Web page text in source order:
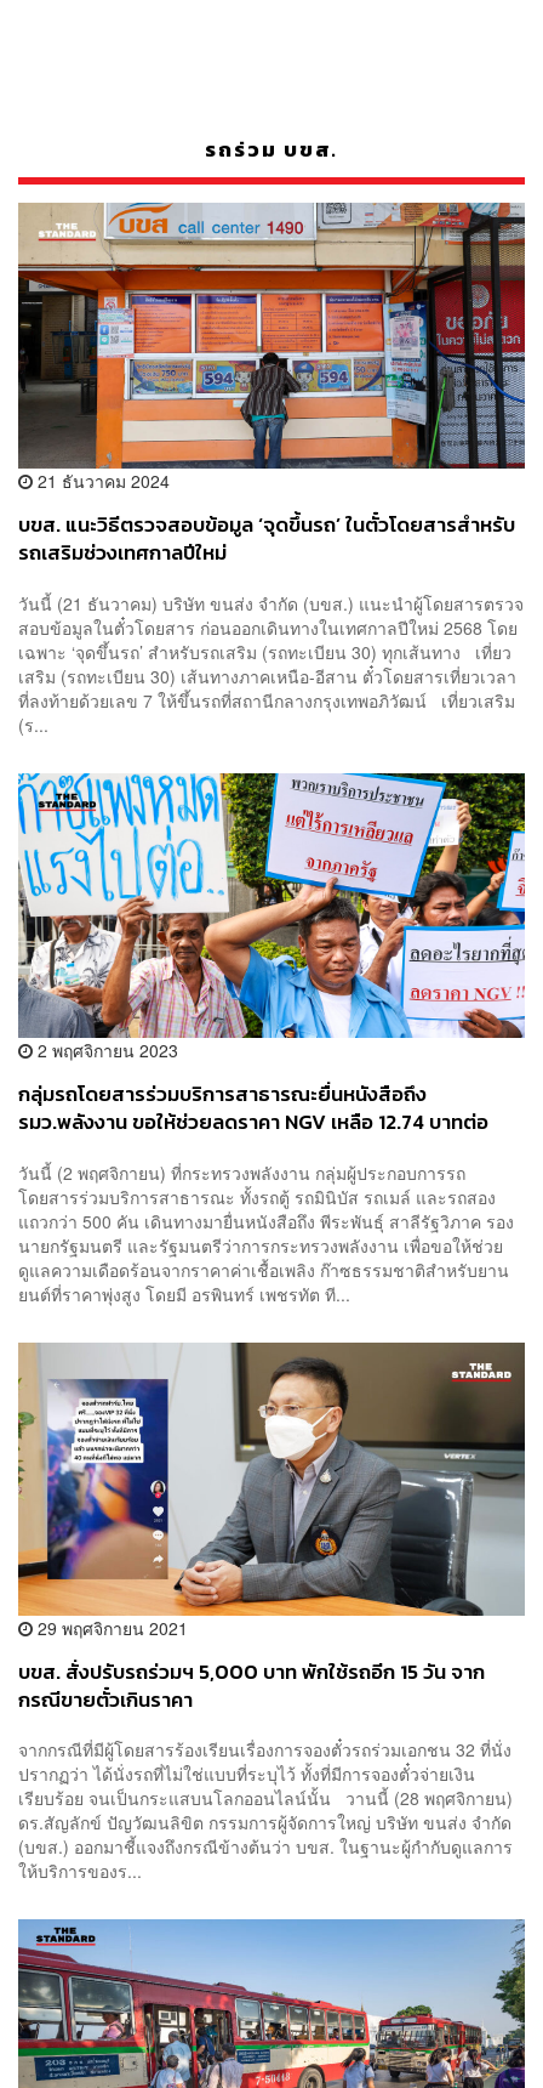
รถร่วม บขส.
21 ธันวาคม 2024
บขส. แนะวิธีตรวจสอบข้อมูล ‘จุดขึ้นรถ’ ในตั๋วโดยสารสำหรับ
รถเสริมช่วงเทศกาลปีใหม่
วันนี้ (21 ธันวาคม) บริษัท ขนส่ง จำกัด (บขส.) แนะนำผู้โดยสารตรวจ
สอบข้อมูลในตั๋วโดยสาร ก่อนออกเดินทางในเทศกาลปีใหม่ 2568 โดย
เฉพาะ ‘จุดขึ้นรถ’ สำหรับรถเสริม (รถทะเบียน 30) ทุกเส้นทาง เที่ยว
เสริม (รถทะเบียน 30) เส้นทางภาคเหนือ-อีสาน ตั๋วโดยสารเที่ยวเวลา
ที่ลงท้ายด้วยเลข 7 ให้ขึ้นรถที่สถานีกลางกรุงเทพอภิวัฒน์ เที่ยวเสริม
(ร...
2 พฤศจิกายน 2023
กลุ่มรถโดยสารร่วมบริการสาธารณะยื่นหนังสือถึง
รมว.พลังงาน ขอให้ช่วยลดราคา NGV เหลือ​ 12.74 บาท​ต่อ
วันนี้ (2 พฤศจิกายน) ที่กระทรวงพลังงาน กลุ่มผู้ประกอบการรถ
โดยสารร่วมบริการสาธารณะ​ ทั้งรถตู้​ รถมินิบัส รถเมล์ และรถสอง
แถว​กว่า 500 คัน เดินทางมายื่นหนังสือถึง พีระพันธุ์ สาลีรัฐวิภาค รอง
นายกรัฐมนตรี และรัฐมนตรีว่าการกระทรวงพลังงาน เพื่อขอให้ช่วย
ดูแลความเดือดร้อนจากราคาค่าเชื้อเพลิง ก๊าซธรรมชาติสำหรับยาน
ยนต์ที่ราคาพุ่งสูง โดยมี​ อรพินทร์ เพชรทัต ที...
29 พฤศจิกายน 2021
บขส. สั่งปรับรถร่วมฯ 5,000 บาท พักใช้รถอีก 15 วัน จาก
กรณีขายตั๋วเกินราคา
จากกรณีที่มีผู้โดยสารร้องเรียนเรื่องการจองตั๋วรถร่วมเอกชน 32 ที่นั่ง
ปรากฏว่า ได้นั่งรถที่ไม่ใช่แบบที่ระบุไว้ ทั้งที่มีการจองตั๋วจ่ายเงิน
เรียบร้อย จนเป็นกระแสบนโลกออนไลน์นั้น วานนี้ (28 พฤศจิกายน)
ดร.สัญลักข์ ปัญวัฒนลิขิต กรรมการผู้จัดการใหญ่ บริษัท ขนส่ง จำกัด
(บขส.) ออกมาชี้แจงถึงกรณีข้างต้นว่า บขส. ในฐานะผู้กำกับดูแลการ
ให้บริการของร...